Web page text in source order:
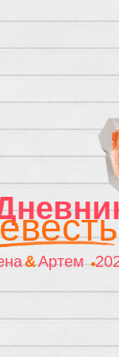
&Артем